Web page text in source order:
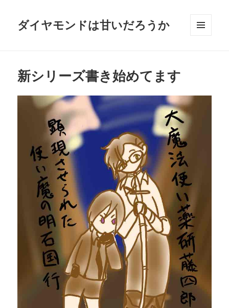
ダイヤモンドは甘いだろうか
新シリーズ書き始めてます